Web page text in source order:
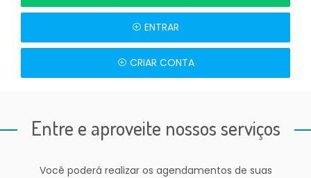
ENTRAR
CRIAR CONTA
Entre e aproveite nossos serviços
Você poderá realizar os agendamentos de suas